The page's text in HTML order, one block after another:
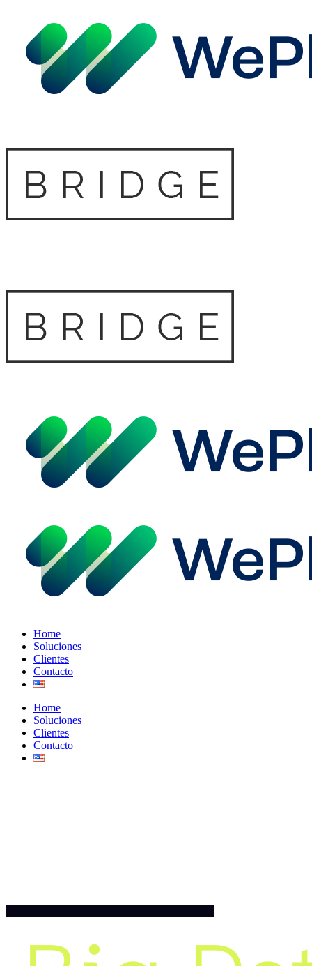
Home
Soluciones
Clientes
Contacto
Home
Soluciones
Clientes
Contacto